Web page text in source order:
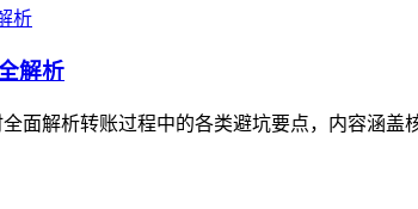
解析
面解析转账过程中的各类避坑要点，内容涵